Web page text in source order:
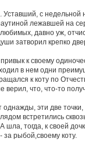
Уставший, с недельной
лежавшей на
давно уж,
затворил крепко
к своему
в нем одни
к коту по
верил, что, что-то
однажды, эти две точки,
встретились
шла, тогда, к своей
за рыбой,своему коту.